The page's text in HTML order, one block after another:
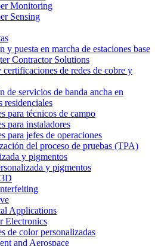
Monitoring
Sensing
y puesta en marcha de estaciones base
Contractor Solutions
certificaciones de redes de cobre y
de servicios de banda ancha en
residenciales
para técnicos de campo
para instaladores
para jefes de operaciones
del proceso de pruebas (TPA)
y pigmentos
y pigmentos
Applications
Electronics
de color personalizadas
and Aerospace